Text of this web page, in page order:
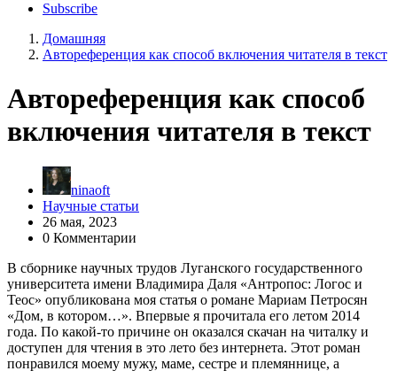
Subscribe
Домашняя
Автореференция как способ включения читателя в текст
Автореференция как способ
включения читателя в текст
ninaoft
Научные статьи
26 мая, 2023
0 Комментарии
В сборнике научных трудов Луганского государственного
университета имени Владимира Даля «Антропос: Логос и
Теос» опубликована моя статья о романе Мариам Петросян
«Дом, в котором…». Впервые я прочитала его летом 2014
года. По какой-то причине он оказался скачан на читалку и
доступен для чтения в это лето без интернета. Этот роман
понравился моему мужу, маме, сестре и племяннице, а